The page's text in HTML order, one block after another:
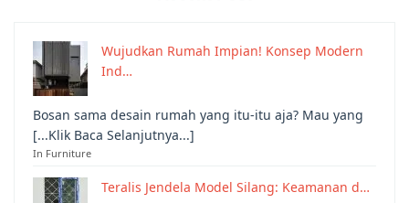
Wujudkan Rumah Impian! Konsep Modern
Ind…
Bosan sama desain rumah yang itu-itu aja? Mau yang
[...Klik Baca Selanjutnya...]
In Furniture
Teralis Jendela Model Silang: Keamanan d…